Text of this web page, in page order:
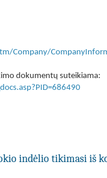
Company/
dokumentų suteikiama:
indėlio tikimasi iš